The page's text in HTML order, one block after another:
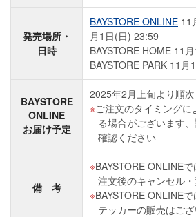
発売場所・
日時
BAYSTORE ONLINE 11
月1日(日) 23:59
BAYSTORE HOME 11
BAYSTORE PARK 11月
BAYSTORE
ONLINE
お届け予定
2025年2月上旬より順次
ご注文のタイミング
る場合がございます
確認ください
備 考
BAYSTORE ONLINE
注文後のキャンセル
BAYSTORE ONLINE
テッカーの販売はご